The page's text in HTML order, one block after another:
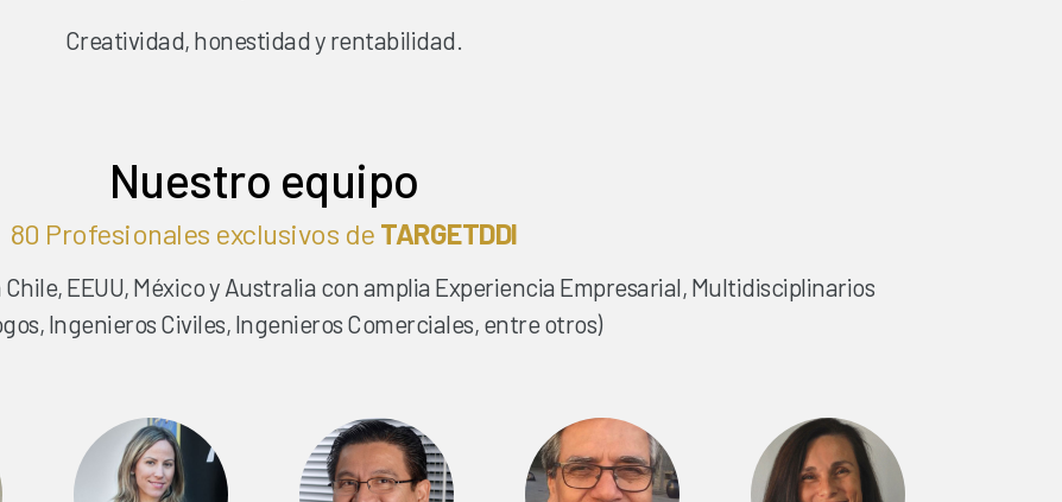
Creatividad, honestidad y rentabilidad.
Nuestro equipo
80 Profesionales exclusivos de TARGETDDI
EEUU, México y Australia con amplia Experiencia Empresarial, Multidisciplinarios
Ingenieros Civiles, Ingenieros Comerciales, entre otros)